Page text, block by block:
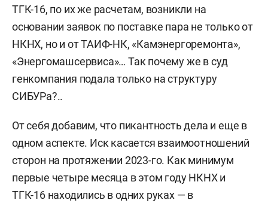
ТГК-16, по их же расчетам, возникли на
основании заявок по поставке пара не только от
НКНХ, но и от ТАИФ-НК, «Камэнергоремонта»,
«Энергомашсервиса»… Так почему же в суд
генкомпания подала только на структуру
СИБУРа?..
От себя добавим, что пикантность дела и еще в
одном аспекте. Иск касается взаимоотношений
сторон на протяжении 2023-го. Как минимум
первые четыре месяца в этом году НКНХ и
ТГК-16 находились в одних руках — в